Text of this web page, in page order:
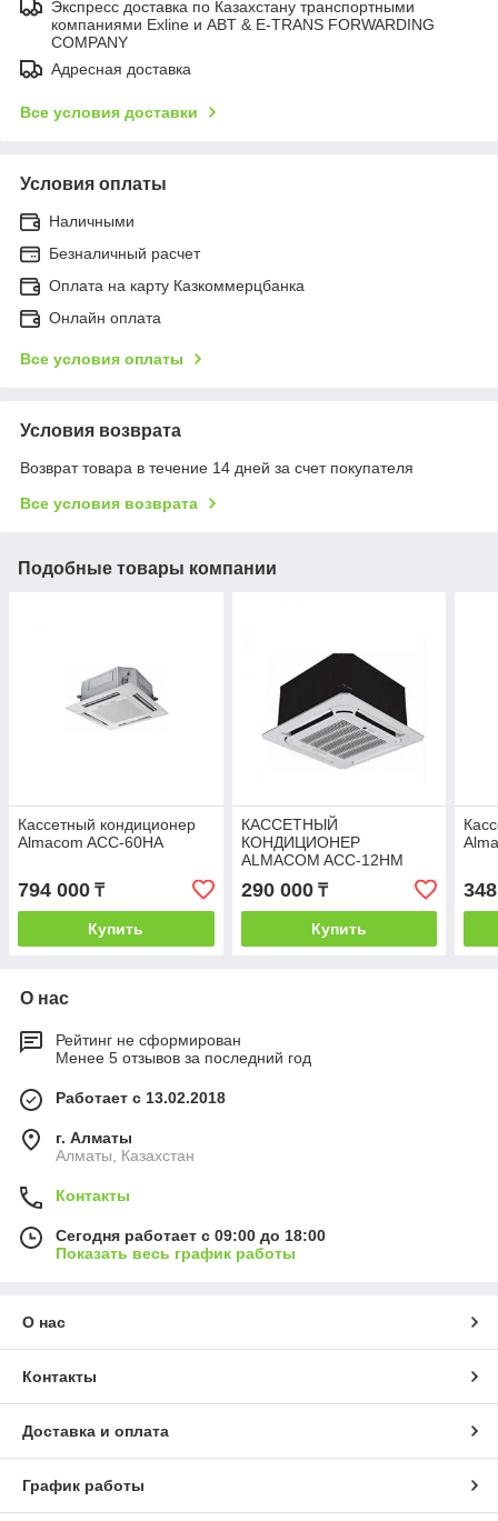
Экспресс доставка по Казахстану транспортными
компаниями Exline и ABT & E-TRANS FORWARDING
COMPANY
Адресная доставка
Все условия доставки
Условия оплаты
Наличными
Безналичный расчет
Оплата на карту Казкоммерцбанка
Онлайн оплата
Все условия оплаты
Условия возврата
Возврат товара в течение 14 дней за счет покупателя
Все условия возврата
Подобные товары компании
Кассетный кондиционер
Almacom ACC-60HA
794 000 ₸
Купить
КАССЕТНЫЙ
КОНДИЦИОНЕР
ALMACOM ACC-12HM
290 000₸
Купить
О нас
Рейтинг не сформирован
Менее 5 отзывов за последний год
Работает с 13.02.2018
г. Алматы
Алматы, Казахстан
Контакты
Сегодня работает с 09:00 до 18:00
Показать весь график работы
О нас
Контакты
Доставка и оплата
График работы